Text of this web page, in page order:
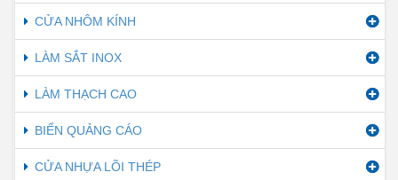
CỬA NHÔM KÍNH
LÀM SẮT INOX
LÀM THẠCH CAO
BIỂN QUẢNG CÁO
CỬA NHỰA LÕI THÉP